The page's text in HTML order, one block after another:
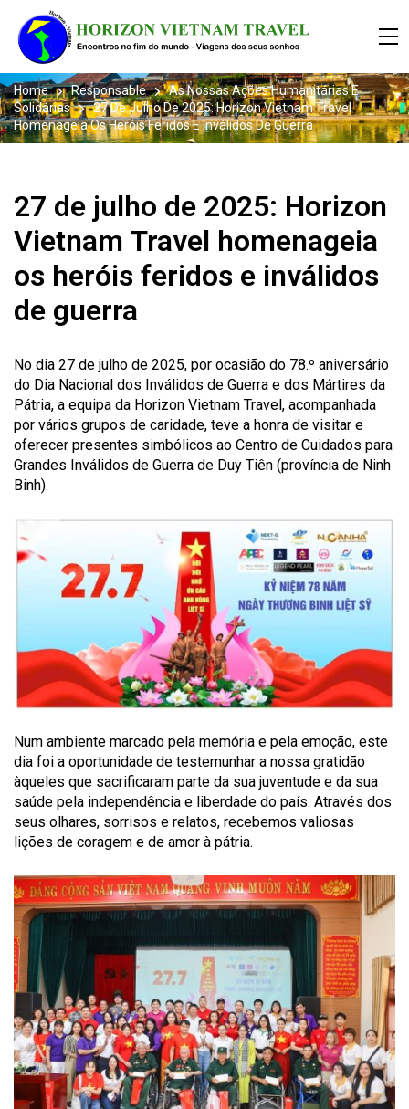
Home Responsable
As Nossas Ações Humanitárias E
Solidárias
27 De Julho De 2025: Horizon Vietnam Travel
Homenageia Os Heróis Feridos E Inválidos De Guerra
27 de julho de 2025: Horizon
Vietnam Travel homenageia
os heróis feridos e inválidos
de guerra
No dia 27 de julho de 2025, por ocasião do 78.º aniversário
do Dia Nacional dos Inválidos de Guerra e dos Mártires da
Pátria, a equipa da Horizon Vietnam Travel, acompanhada
por vários grupos de caridade, teve a honra de visitar e
oferecer presentes simbólicos ao Centro de Cuidados para
Grandes Inválidos de Guerra de Duy Tiên (província de Ninh
Binh).
Num ambiente marcado pela memória e pela emoção, este
dia foi a oportunidade de testemunhar a nossa gratidão
àqueles que sacrificaram parte da sua juventude e da sua
saúde pela independência e liberdade do país. Através dos
seus olhares, sorrisos e relatos, recebemos valiosas
lições de coragem e de amor à pátria.